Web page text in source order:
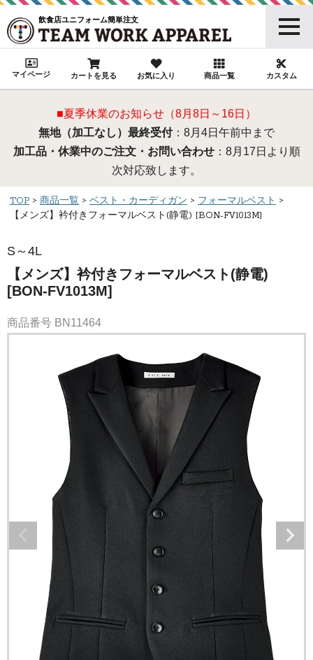
飲食店ユニフォーム簡単注文
マイページ カートを見る お気に入り 商品一覧 カスタム
■夏季休業のお知らせ（8月8日～16日）
無地（加工なし）最終受付：8月4日午前中まで
加工品・休業中のご注文・お問い合わせ：8月17日より順
次対応致します。
TOP 商品一覧 ベスト・カーディガン
フォーマルベスト
【メンズ】衿付きフォーマルベスト(静電) [BON-FV1013M]
S～4L
【メンズ】衿付きフォーマルベスト(静電)
[BON-FV1013M]
商品番号 BN11464